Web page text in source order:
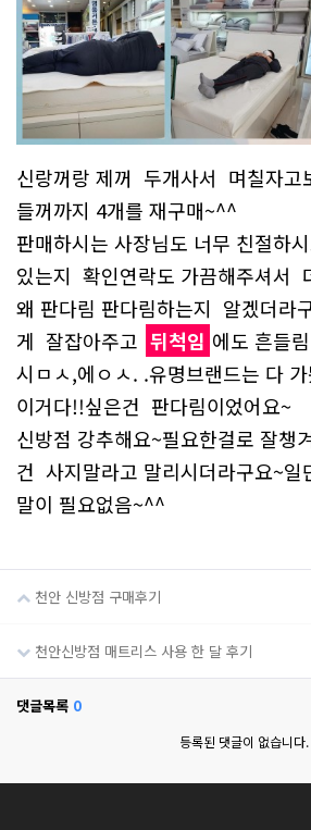
신랑꺼랑 제꺼 두개사서 며칠자고
들꺼까지 4개를 재구매~^^
판매하시는 사장님도 너무 친절하
있는지 확인연락도 가끔해주셔서
왜 판다림 판다림하는지 알겠더라
게 잘잡아주고 뒤척임 에도 흔들
시ㅁㅅ,에ㅇㅅ. .유명브랜드는 다
이거다!!싶은건 판다림이었어요~
신방점 강추해요~필요한걸로 잘챙
건 사지말라고 말리시더라구요~일
말이 필요없음~^^
천안 신방점 구매후기
천안신방점 매트리스 사용 한 달 후기
댓글목록 0
등록된 댓글이 없습니다.